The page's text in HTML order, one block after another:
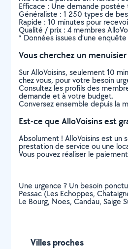
Efficace : Une demande
Généraliste : 1 250 types de
Rapide : 10 minutes pour
Qualité / prix : 4 membres
* Données issues d’une
Vous cherchez un
Sur AlloVoisins, seulement 10
chez vous, pour votre besoin
Consultez les profils des
demande et à votre budget.
Conversez ensemble depuis la
Est-ce que AlloVoisins est
Absolument ! AlloVoisins est un
prestation de service ou une
Vous pouvez réaliser le
Une urgence ? Un besoin
Pessac (Les Echoppes,
Le Bourg, Noes, Candau,
Villes proches